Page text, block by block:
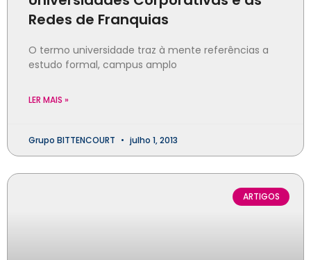
Redes de Franquias
O termo universidade traz à mente referências a
estudo formal, campus amplo
LER MAIS »
Grupo BITTENCOURT julho 1, 2013
ARTIGOS